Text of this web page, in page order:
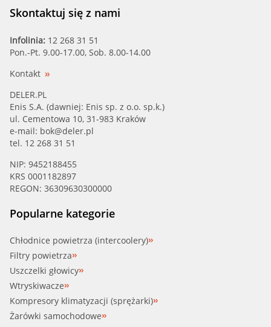
Skontaktuj się z nami
Infolinia: 12 268 31 51
Pon.-Pt. 9.00-17.00, Sob. 8.00-14.00
Kontakt
DELER.PL
Enis S.A. (dawniej: Enis sp. z o.o. sp.k.)
ul. Cementowa 10, 31-983 Kraków
e-mail: bok@deler.pl
tel. 12 268 31 51
NIP: 9452188455
KRS 0001182897
REGON: 36309630300000
Popularne kategorie
Chłodnice powietrza (intercoolery)
Filtry powietrza
Uszczelki głowicy
Wtryskiwacze
Kompresory klimatyzacji (sprężarki)
Żarówki samochodowe